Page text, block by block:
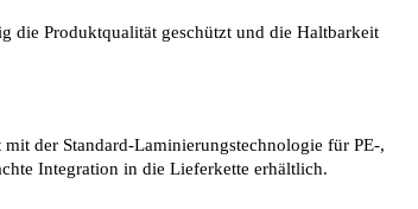
die Produktqualität geschützt und die Haltbarkeit
der Standard-Laminierungstechnologie für PE-,
Integration in die Lieferkette erhältlich.